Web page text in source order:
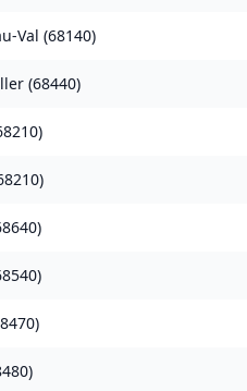
Val (68140)
(68440)
)
)
)
)
)
)